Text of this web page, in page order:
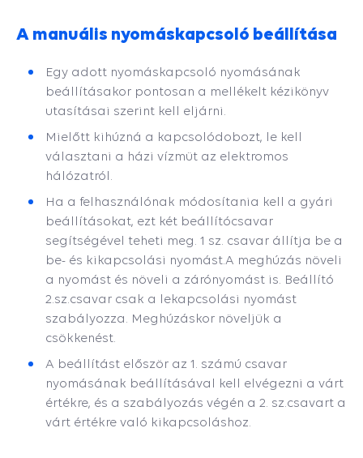
A manuális nyomáskapcsoló beállítása
Egy adott nyomáskapcsoló nyomásának
beállításakor pontosan a mellékelt kézikönyv
utasításai szerint kell eljárni.
Mielőtt kihúzná a kapcsolódobozt, le kell
választani a házi vízmüt az elektromos
hálózatról.
Ha a felhasználónak módosítania kell a gyári
beállításokat, ezt két beállítócsavar
segítségével teheti meg. 1 sz. csavar állítja be a
be- és kikapcsolási nyomást. A meghúzás növeli
a nyomást és növeli a zárónyomást is. Beállító
2.sz.csavar csak a lekapcsolási nyomást
szabályozza. Meghúzáskor növeljük a
csökkenést.
A beállítást először az 1. számú csavar
nyomásának beállításával kell elvégezni a várt
értékre, és a szabályozás végén a 2. sz.csavart a
várt értékre való kikapcsoláshoz.